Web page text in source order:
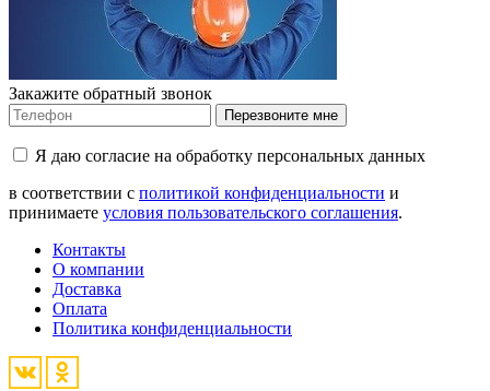
Закажите обратный звонок
Перезвоните мне
Я даю согласие на обработку персональных данных
в соответствии с политикой конфиденциальности и
принимаете условия пользовательского соглашения.
Контакты
О компании
Доставка
Оплата
Политика конфиденциальности